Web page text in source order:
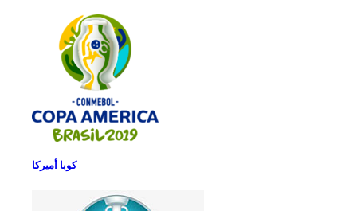
كوبا أميركا